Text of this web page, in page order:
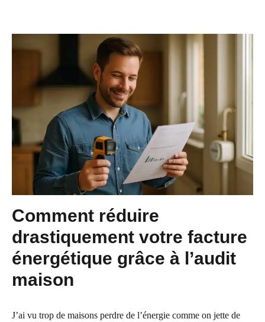
Comment réduire
drastiquement votre facture
énergétique grâce à l’audit
maison
J’ai vu trop de maisons perdre de l’énergie comme on jette de